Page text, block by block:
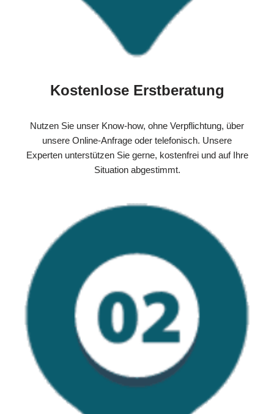
Kostenlose Erstberatung
Nutzen Sie unser Know-how, ohne Verpflichtung, über
unsere Online-Anfrage oder telefonisch. Unsere
Experten unterstützen Sie gerne, kostenfrei und auf Ihre
Situation abgestimmt.